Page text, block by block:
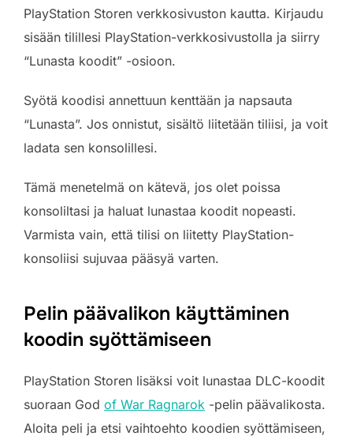
PlayStation Storen verkkosivuston kautta. Kirjaudu
sisään tilillesi PlayStation-verkkosivustolla ja siirry
“Lunasta koodit” -osioon.
Syötä koodisi annettuun kenttään ja napsauta
“Lunasta”. Jos onnistut, sisältö liitetään tiliisi, ja voit
ladata sen konsolillesi.
Tämä menetelmä on kätevä, jos olet poissa
konsoliltasi ja haluat lunastaa koodit nopeasti.
Varmista vain, että tilisi on liitetty PlayStation-
konsoliisi sujuvaa pääsyä varten.
Pelin päävalikon käyttäminen
koodin syöttämiseen
PlayStation Storen lisäksi voit lunastaa DLC-koodit
suoraan God of War Ragnarok -pelin päävalikosta.
Aloita peli ja etsi vaihtoehto koodien syöttämiseen,